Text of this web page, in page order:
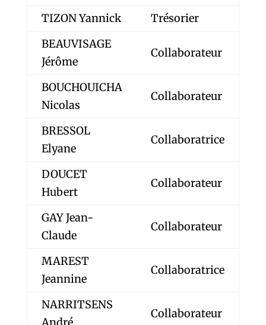
TIZON Yannick
Trésorier
BEAUVISAGE
Jérôme
Collaborateur
BOUCHOUICHA
Nicolas
Collaborateur
BRESSOL
Elyane
Collaboratrice
DOUCET
Hubert
Collaborateur
GAY Jean-
Claude
Collaborateur
MAREST
Jeannine
Collaboratrice
NARRITSENS
Collaborateur